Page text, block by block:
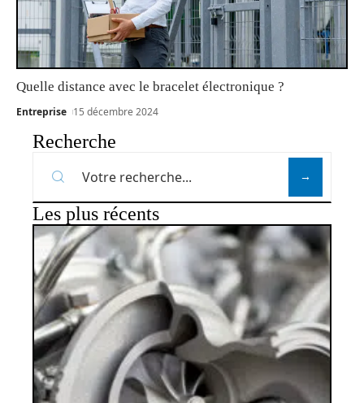
Quelle distance avec le bracelet électronique ?
Entreprise 15 décembre 2024
Recherche
Les plus récents